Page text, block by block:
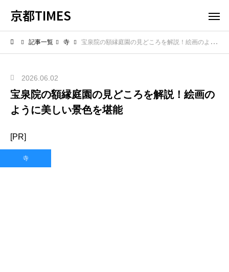
京都TIMES
記事一覧 寺 宝泉院の額縁庭園の見どころを解説！絵画のように美しい景色を堪能
2026.06.02
宝泉院の額縁庭園の見どころを解説！絵画の
ように美しい景色を堪能
[PR]
寺